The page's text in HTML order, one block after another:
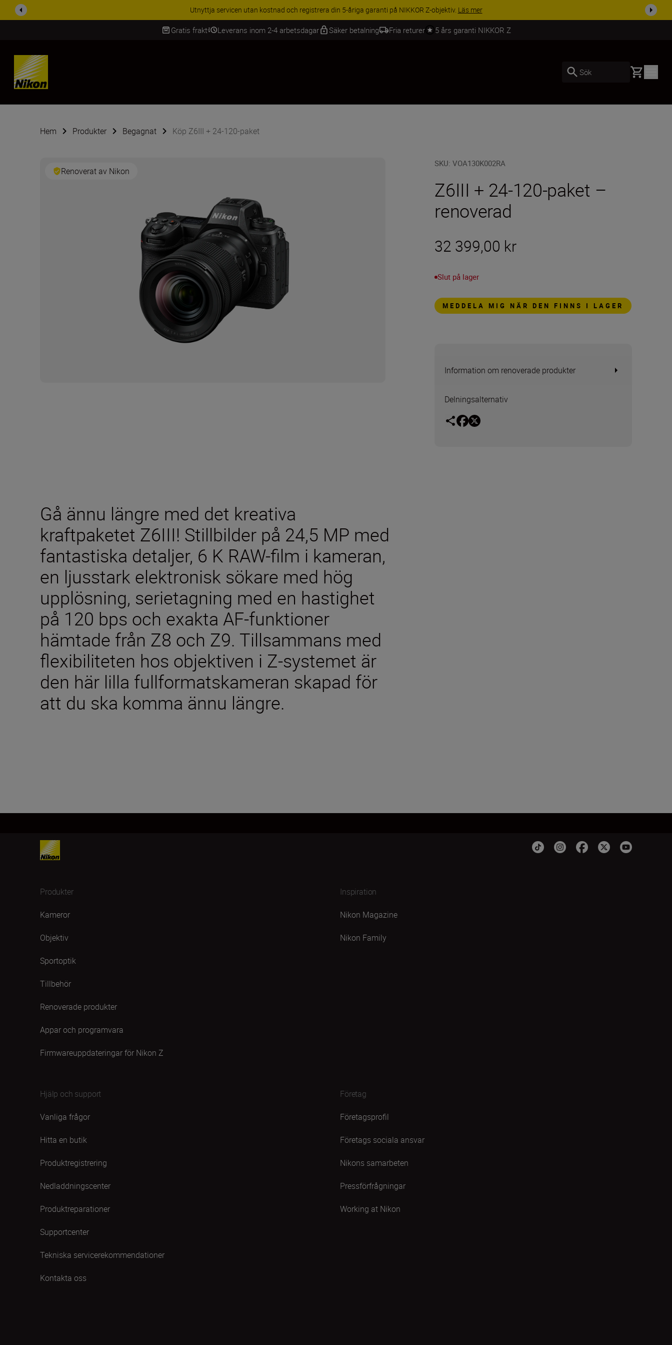
RABATT PÅ TILLBEHÖR | Få 15 % rabatt på utvalda tillbehör, komplettera din utrustning i dag
Gratis frakt Leverans inom 2-4 arbetsdagar Säker betalning Fria returer 5 års garanti NIKKOR Z
SKIP
Sök Basket
Hem Produkter Begagnat Köp Z6III + 24-120-paket
Renoverat av Nikon
SKU:VOA130K002RA
Z6III + 24-120-paket –
renoverad
32 399,00 kr
Slut på lager
MEDDELA MIG NÄR DEN FINNS I LAGER
Information om renoverade produkter
Delningsalternativ
Gå ännu längre med det kreativa
kraftpaketet Z6III! Stillbilder på 24,5 MP med
fantastiska detaljer, 6 K RAW-film i kameran,
en ljusstark elektronisk sökare med hög
upplösning, serietagning med en hastighet
på 120 bps och exakta AF-funktioner
hämtade från Z8 och Z9. Tillsammans med
flexibiliteten hos objektiven i Z-systemet är
den här lilla fullformatskameran skapad för
att du ska komma ännu längre.
Produkter
Kameror
Objektiv
Sportoptik
Tillbehör
Renoverade produkter
Appar och programvara
Firmwareuppdateringar för Nikon Z
Inspiration
Nikon Magazine
Nikon Family
Hjälp och support
Vanliga frågor
Hitta en butik
Produktregistrering
Nedladdningscenter
Produktreparationer
Supportcenter
Tekniska servicerekommendationer
Kontakta oss
Företag
Företagsprofil
Företags sociala ansvar
Nikons samarbeten
Pressförfrågningar
Working at Nikon